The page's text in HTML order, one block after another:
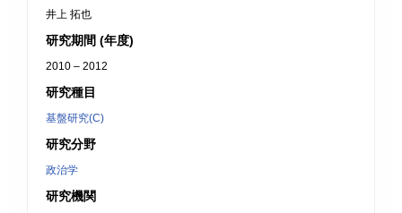
井上 拓也
研究期間 (年度)
2010 – 2012
研究種目
基盤研究(C)
研究分野
政治学
研究機関